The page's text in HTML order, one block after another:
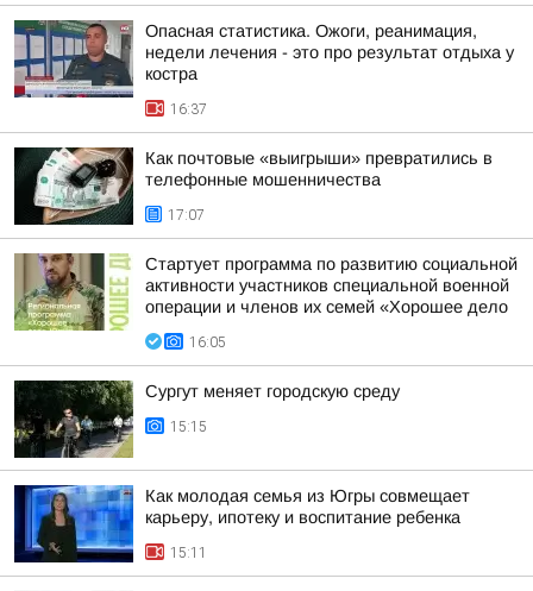
Опасная статистика. Ожоги, реанимация,
недели лечения - это про результат отдыха у
костра
16:37
Как почтовые «выигрыши» превратились в
телефонные мошенничества
17:07
Стартует программа по развитию социальной
активности участников специальной военной
операции и членов их семей «Хорошее дело
16:05
Сургут меняет городскую среду
15:15
Как молодая семья из Югры совмещает
карьеру, ипотеку и воспитание ребенка
15:11